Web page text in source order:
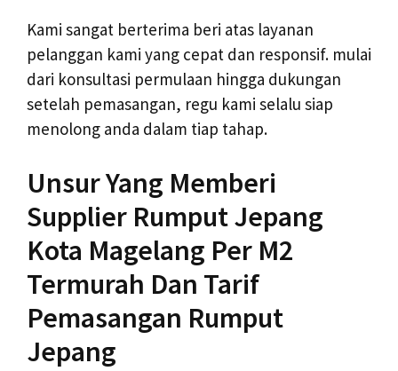
Kami sangat berterima beri atas layanan
pelanggan kami yang cepat dan responsif. mulai
dari konsultasi permulaan hingga dukungan
setelah pemasangan, regu kami selalu siap
menolong anda dalam tiap tahap.
Unsur Yang Memberi
Supplier Rumput Jepang
Kota Magelang Per M2
Termurah Dan Tarif
Pemasangan Rumput
Jepang